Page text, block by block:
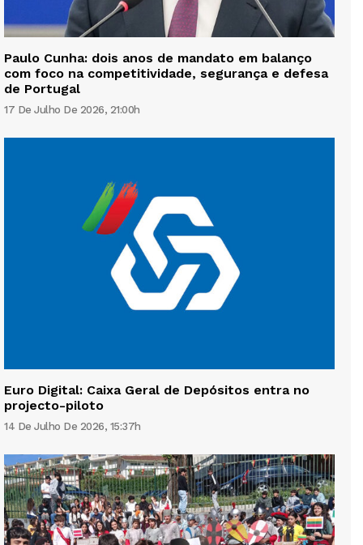
Paulo Cunha: dois anos de mandato em balanço
com foco na competitividade, segurança e defesa
de Portugal
17 De Julho De 2026, 21:00h
Euro Digital: Caixa Geral de Depósitos entra no
projecto-piloto
14 De Julho De 2026, 15:37h